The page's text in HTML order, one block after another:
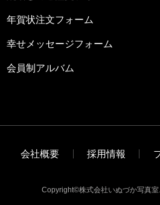
年賀状注文フォーム
幸せメッセージフォーム
会員制アルバム
会社概要 採用情報
Copyright©株式会社いぬづか写真